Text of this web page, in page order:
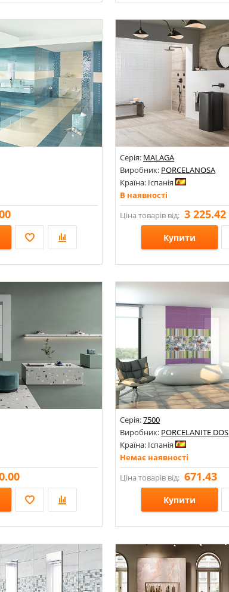
орнамент;
Розміри: 9х223х223;
Стилі: Геометрія, орнамент;
Кольори:
Серія: MALAGA
Виробник: PORCELANOSA
Країна: Іспанія
В наявності
Ціна товарів від: 3 225.42
Купити
Розміри: 250х443;
Стилі: Зі смугами, хвиля;
хвиля;
Серія:7500
Виробник: PORCELANITE DOS
Країна: Іспанія
Немає наявності
Ціна товарів від: 671.43
Купити
Розміри: 250х750;
Стилі: Моноколор;
Кольори: